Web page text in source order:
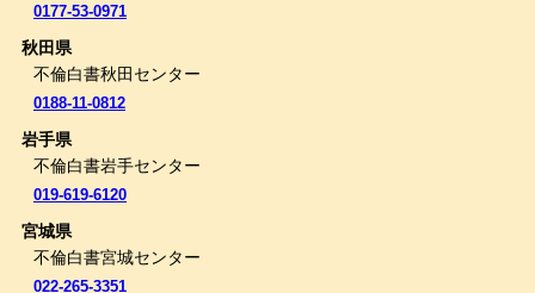
0177-53-0971
秋田県
不倫白書秋田センター
0188-11-0812
岩手県
不倫白書岩手センター
019-619-6120
宮城県
不倫白書宮城センター
022-265-3351